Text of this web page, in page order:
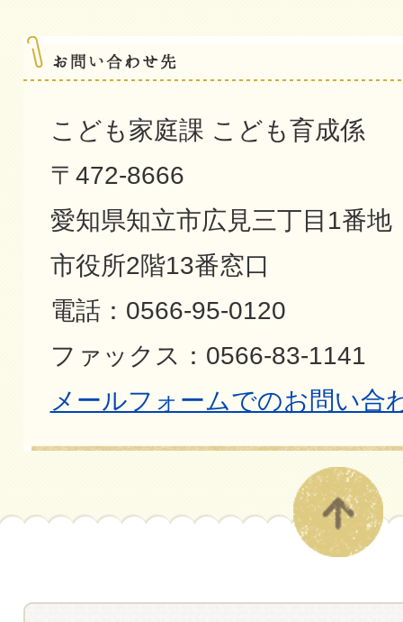
こども家庭課 こども育成係
〒472-8666
愛知県知立市広見三丁目1番地
市役所2階13番窓口
電話：0566-95-0120
ファックス：0566-83-1141
メールフォームでのお問い合